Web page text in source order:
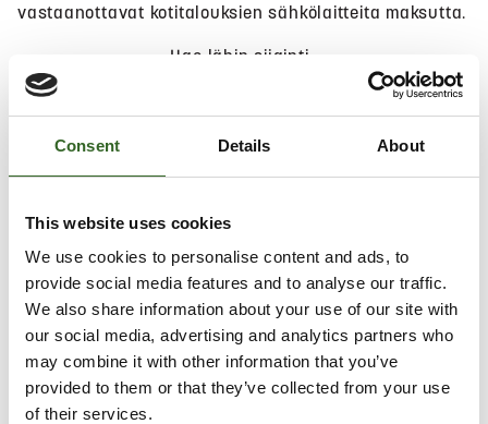
Consent Details About
This website uses cookies
We use cookies to personalise content and ads, to
provide social media features and to analyse our traffic.
We also share information about your use of our site with
our social media, advertising and analytics partners who
may combine it with other information that you’ve
provided to them or that they’ve collected from your use
of their services.
vastaanottavat kotitalouksien sähkölaitteita maksutta.
Hae lähin sijainti